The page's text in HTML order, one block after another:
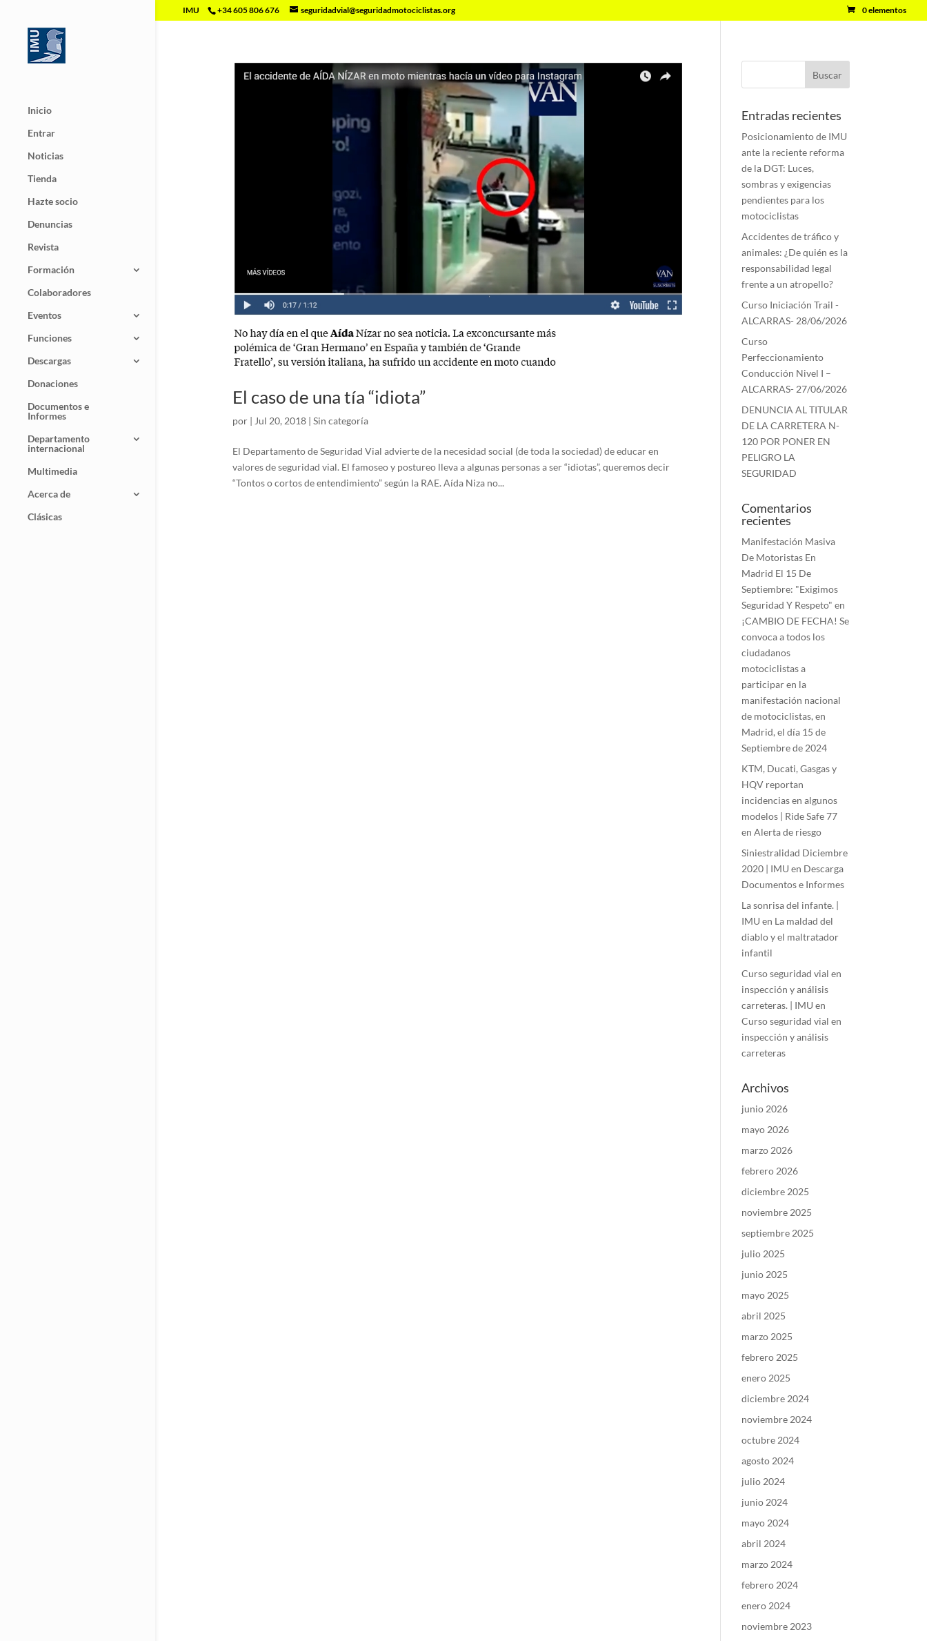
IMU +34 605 806 676 seguridadvial@seguridadmotociclistas.org 0 elementos
Inicio
Entrar
Noticias
Tienda
Hazte socio
Denuncias
Revista
Formación
Colaboradores
Eventos
Funciones
Descargas
Donaciones
Documentos e
Informes
Departamento
internacional
Multimedia
Acerca de
Clásicas
El caso de una tía “idiota”
por Jul 20, 2018| Sin categoría
El Departamento de Seguridad Vial advierte de la necesidad social (de toda la sociedad) de educar en
valores de seguridad vial. El famoseo y postureo lleva a algunas personas a ser “idiotas”, queremos decir
“Tontos o cortos de entendimiento” según la RAE. Aída Niza no...
Entradas recientes
Posicionamiento de IMU
ante la reciente reforma
de la DGT: Luces,
sombras y exigencias
pendientes para los
motociclistas
Accidentes de tráfico y
animales: ¿De quién es la
responsabilidad legal
frente a un atropello?
Curso Iniciación Trail -
ALCARRAS- 28/06/2026
Curso
Perfeccionamiento
Conducción Nivel I –
ALCARRAS- 27/06/2026
DENUNCIA AL TITULAR
DE LA CARRETERA N-
120 POR PONER EN
PELIGRO LA
SEGURIDAD
Comentarios
recientes
Manifestación Masiva
De Motoristas En
Madrid El 15 De
Septiembre: "Exigimos
Seguridad Y Respeto" en
¡CAMBIO DE FECHA! Se
convoca a todos los
ciudadanos
motociclistas a
participar en la
manifestación nacional
de motociclistas, en
Madrid, el día 15 de
Septiembre de 2024
KTM, Ducati, Gasgas y
HQV reportan
incidencias en algunos
modelos | Ride Safe 77
enAlerta de riesgo
Siniestralidad Diciembre
2020 | IMU en Descarga
Documentos e Informes
La sonrisa del infante. |
IMU en La maldad del
diablo y el maltratador
infantil
Curso seguridad vial en
inspección y análisis
carreteras. | IMU en
Curso seguridad vial en
inspección y análisis
carreteras
Archivos
junio 2026
mayo 2026
marzo 2026
febrero 2026
diciembre 2025
noviembre 2025
septiembre 2025
julio 2025
junio 2025
mayo 2025
abril 2025
marzo 2025
febrero 2025
enero 2025
diciembre 2024
noviembre 2024
octubre 2024
agosto 2024
julio 2024
junio 2024
mayo 2024
abril 2024
marzo 2024
febrero 2024
enero 2024
noviembre 2023